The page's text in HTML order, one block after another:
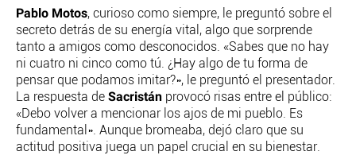
Pablo Motos, curioso como siempre, le preguntó sobre el
secreto detrás de su energía vital, algo que sorprende
tanto a amigos como desconocidos. «Sabes que no hay
ni cuatro ni cinco como tú. ¿Hay algo de tu forma de
pensar que podamos imitar?», le preguntó el presentador.
La respuesta de Sacristán provocó risas entre el público:
«Debo volver a mencionar los ajos de mi pueblo. Es
fundamental». Aunque bromeaba, dejó claro que su
actitud positiva juega un papel crucial en su bienestar.